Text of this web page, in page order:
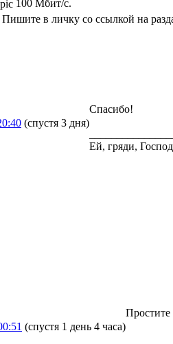
100 Мбит/с.
в личку со ссылкой на
(спустя 3 дня)
Спасибо!
Ей, гряди,
(спустя 1 день 4 часа)
Простите